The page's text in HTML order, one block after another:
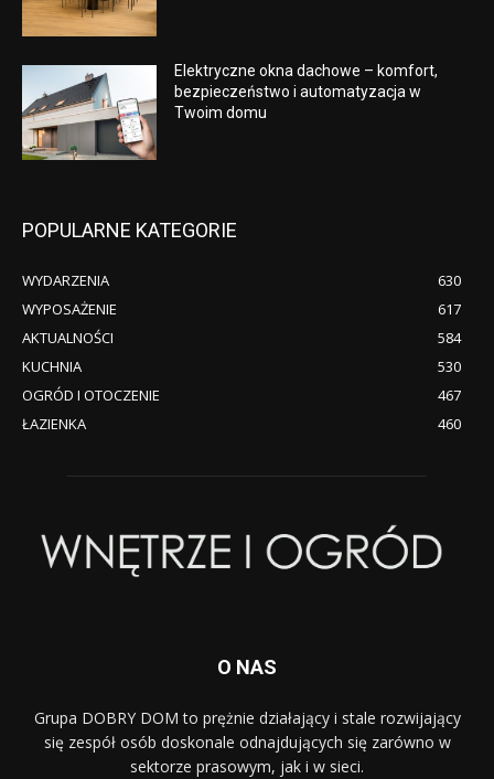
Elektryczne okna dachowe – komfort,
bezpieczeństwo i automatyzacja w
Twoim domu
POPULARNE KATEGORIE
WYDARZENIA
630
WYPOSAŻENIE
617
AKTUALNOŚCI
584
KUCHNIA
530
OGRÓD I OTOCZENIE
467
ŁAZIENKA
460
O NAS
Grupa DOBRY DOM to prężnie działający i stale rozwijający
się zespół osób doskonale odnajdujących się zarówno w
sektorze prasowym, jak i w sieci.